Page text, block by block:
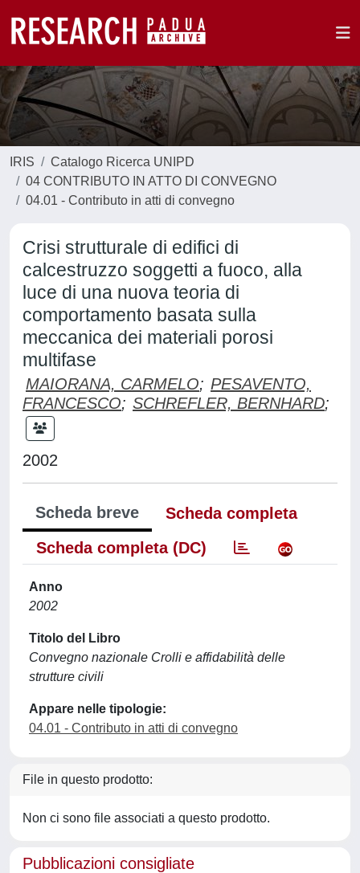
IRIS
Catalogo Ricerca UNIPD
04 CONTRIBUTO IN ATTO DI CONVEGNO
04.01 - Contributo in atti di convegno
Crisi strutturale di edifici di
calcestruzzo soggetti a fuoco, alla
luce di una nuova teoria di
comportamento basata sulla
meccanica dei materiali porosi
multifase
MAIORANA, CARMELO; PESAVENTO,
FRANCESCO; SCHREFLER, BERNHARD;
2002
Scheda breve
Scheda completa
Scheda completa (DC)
Anno
2002
Titolo del Libro
Convegno nazionale Crolli e affidabilità delle
strutture civili
Appare nelle tipologie:
04.01 - Contributo in atti di convegno
File in questo prodotto:
Non ci sono file associati a questo prodotto.
Pubblicazioni consigliate